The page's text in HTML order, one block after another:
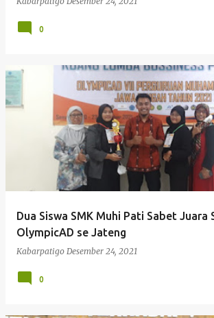
0
Dua Siswa SMK Muhi Pati Sabet Juara
OlympicAD se Jateng
Kabarpatigo Desember 24, 2021
0